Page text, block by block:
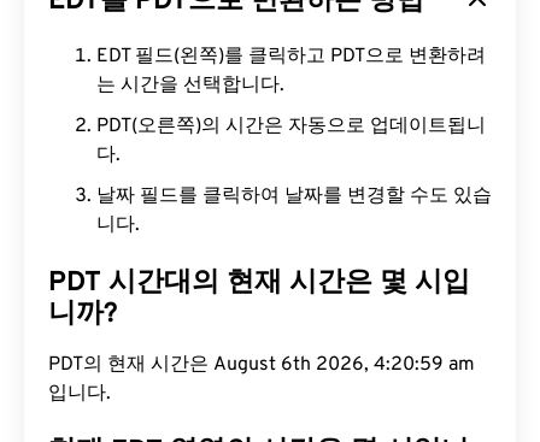
EDT 필드(왼쪽)를 클릭하고 PDT으로 변환하려
는 시간을 선택합니다.
PDT(오른쪽)의 시간은 자동으로 업데이트됩니
다.
날짜 필드를 클릭하여 날짜를 변경할 수도 있습
니다.
PDT 시간대의 현재 시간은 몇 시입
니까?
PDT의 현재 시간은 August 6th 2026, 4:21:00 am입
니다.